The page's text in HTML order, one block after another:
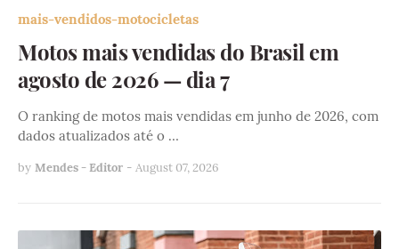
mais-vendidos-motocicletas
Motos mais vendidas do Brasil em
agosto de 2026 — dia 7
O ranking de motos mais vendidas em junho de 2026, com
dados atualizados até o …
by Mendes - Editor - August 07, 2026